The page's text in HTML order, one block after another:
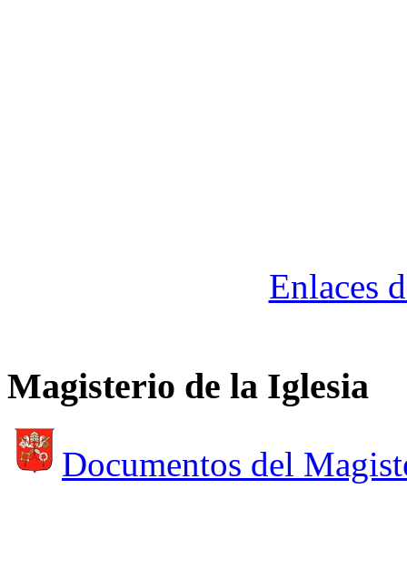
Enlaces
Magisterio de la Iglesia
Documentos del